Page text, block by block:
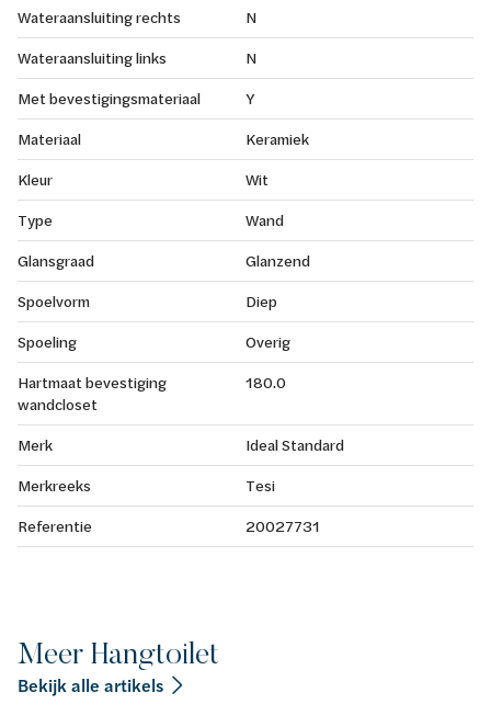
Wateraansluiting rechts
N
Wateraansluiting links
N
Met bevestigingsmateriaal
Y
Materiaal
Keramiek
Kleur
Wit
Type
Wand
Glansgraad
Glanzend
Spoelvorm
Diep
Spoeling
Overig
Hartmaat bevestiging
wandcloset
180.0
Merk
Ideal Standard
Merkreeks
Tesi
Referentie
20027731
Meer Hangtoilet
Bekijk alle artikels